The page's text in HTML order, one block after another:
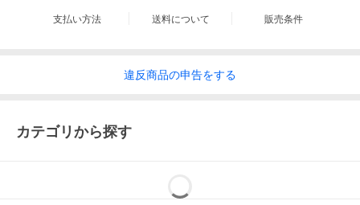
ベビーリングとおそろいで着けられる大人用もご用意して
ずっとずっと、きらりと輝く“特別な贈り物”として。
支払い方法 送料について 販売条件
違反商品の申告をする
カテゴリから探す